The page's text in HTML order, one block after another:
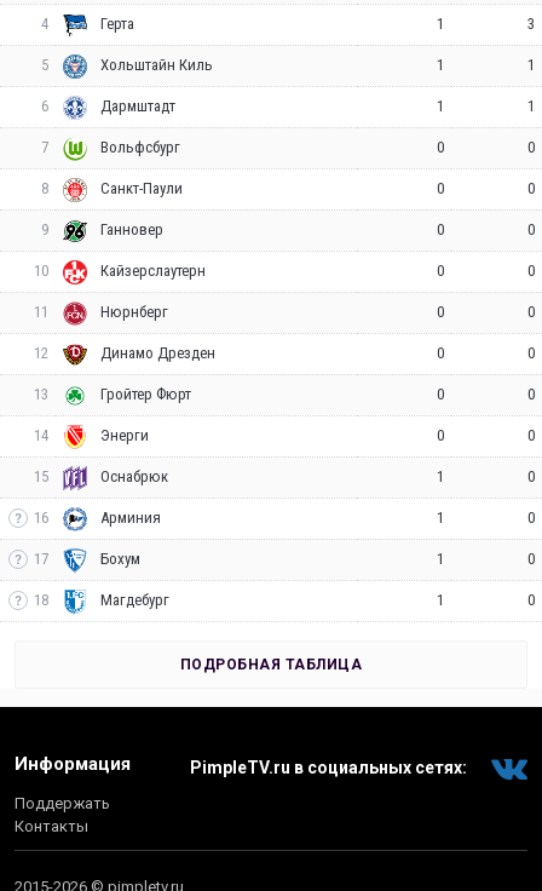
4 Герта 1 3
5 Хольштайн Киль 1 1
6 Дармштадт 1 1
7 Вольфсбург 0 0
8 Санкт-Паули 0 0
9 Ганновер 0 0
10 Кайзерслаутерн 0 0
11 Нюрнберг 0 0
12 Динамо Дрезден 0 0
13 Гройтер Фюрт 0 0
14 Энерги 0 0
15 Оснабрюк 1 0
16 Арминия 1 0
17 Бохум 1 0
18 Магдебург 1 0
ПОДРОБНАЯ ТАБЛИЦА
Информация
Поддержать
Контакты
PimpleTV.ru в социальных сетях:
2015-2026 © pimpletv.ru